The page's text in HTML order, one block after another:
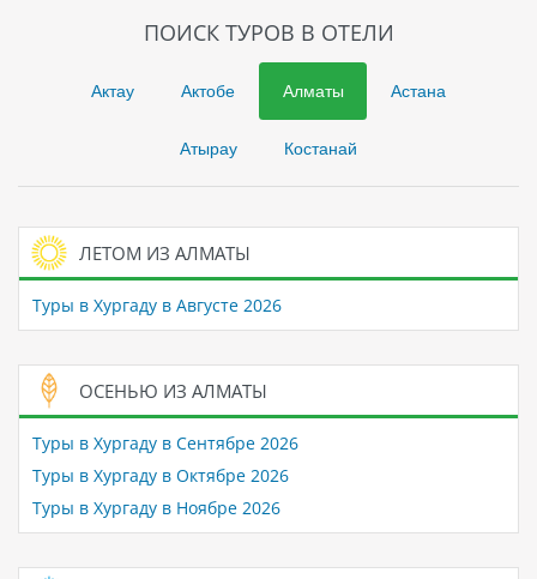
ПОИСК ТУРОВ В ОТЕЛИ
Актау Актобе Алматы Астана
Атырау Костанай
ЛЕТОМ ИЗ АЛМАТЫ
Туры в Хургаду в Августе 2026
ОСЕНЬЮ ИЗ АЛМАТЫ
Туры в Хургаду в Сентябре 2026
Туры в Хургаду в Октябре 2026
Туры в Хургаду в Ноябре 2026